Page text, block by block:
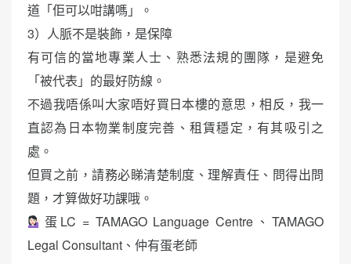
道「佢可以咁講嗎」。
3）人脈不是裝飾，是保障
有可信的當地專業人士、熟悉法規的團隊，是避免
「被代表」的最好防線。
不過我唔係叫大家唔好買日本樓的意思，相反，我一
直認為日本物業制度完善、租賃穩定，有其吸引之
處。
但買之前，請務必睇清楚制度、理解責任、問得出問
題，才算做好功課哦。
蛋LC = TAMAGO Language Centre、TAMAGO
Legal Consultant、仲有蛋老師